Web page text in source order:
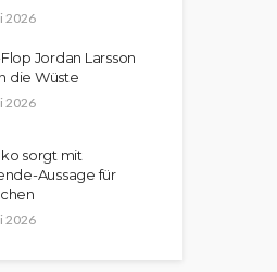
2026
Jordan Larsson
die Wüste
2026
sorgt mit
Aussage für
2026